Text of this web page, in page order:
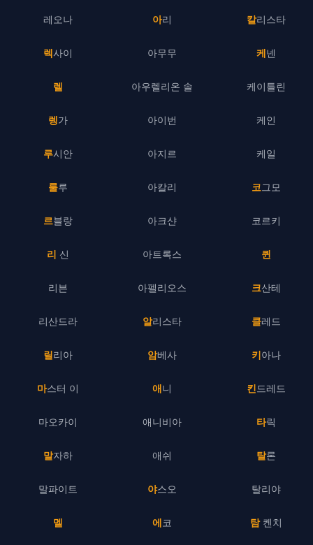
레오나
렉사이
렐
렝가
루시안
룰루
르블랑
리 신
리븐
리산드라
릴리아
마스터 이
마오카이
말자하
말파이트
멜
아리
아무무
아우렐리온 솔
아이번
아지르
아칼리
아크샨
아트록스
아펠리오스
알리스타
암베사
애니
애니비아
애쉬
야스오
에코
칼리스타
케넨
케이틀린
케인
케일
코그모
코르키
퀸
크산테
클레드
키아나
킨드레드
타릭
탈론
탈리야
탐 켄치